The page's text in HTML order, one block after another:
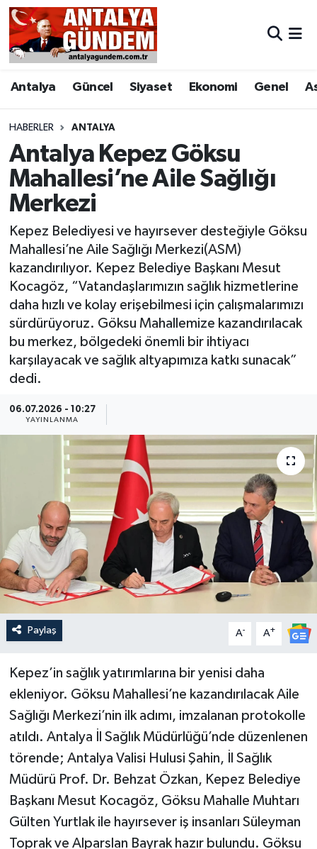
Antalya Güncel Siyaset Ekonomi Genel
HABERLER ANTALYA
Antalya Kepez Göksu
Mahallesi’ne Aile Sağlığı
Merkezi
Kepez Belediyesi ve hayırsever desteğiyle Göksu
Mahallesi’ne Aile Sağlığı Merkezi(ASM)
kazandırılıyor. Kepez Belediye Başkanı Mesut
Kocagöz, “Vatandaşlarımızın sağlık hizmetlerine
daha hızlı ve kolay erişebilmesi için çalışmalarımızı
sürdürüyoruz. Göksu Mahallemize kazandırılacak
bu merkez, bölgedeki önemli bir ihtiyacı
karşılayacak ve sağlık altyapımıza katkı sunacak”
dedi.
06.07.2026 - 10:27
YAYINLANMA
Paylaş A- A+
Kepez’in sağlık yatırımlarına bir yenisi daha
ekleniyor. Göksu Mahallesi’ne kazandırılacak Aile
Sağlığı Merkezi’nin ilk adımı, imzalanan protokolle
atıldı. Antalya İl Sağlık Müdürlüğü’nde düzenlenen
törende; Antalya Valisi Hulusi Şahin, İl Sağlık
Müdürü Prof. Dr. Behzat Özkan, Kepez Belediye
Başkanı Mesut Kocagöz, Göksu Mahalle Muhtarı
Gülten Yurtlak ile hayırsever iş insanları Süleyman
Toprak ve Alparslan Bayrak hazır bulundu. Göksu
Antalya
Asayiş
Bilim & Teknoloji
Bölge
EĞİTİM
Ekonomi
Genel
Görüntülü Haber
Güncel
Kültür & Sanat
Magazin
Resmi İlan
Sağlık & Yaşam
Siyaset
Spor
Antalya Nöbetçi Eczaneler
Antalya Hava Durumu
Antalya Namaz Vakitleri
Antalya Trafik Yoğunluk Haritası
Süper Lig Puan Durumu ve Fikstür
Tüm Manşetler
Son Dakika Haberleri
Haber Arşivi